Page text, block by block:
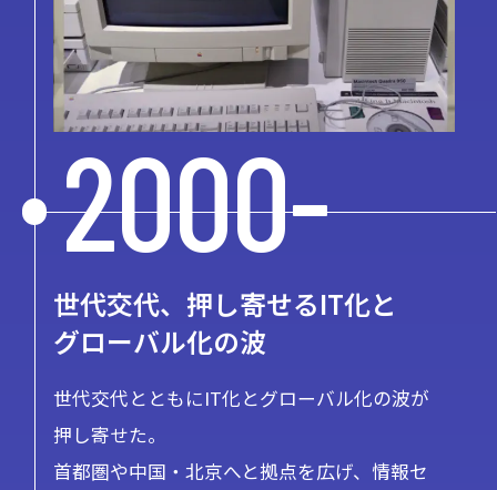
2000-
世代交代、押し寄せるIT化と
グローバル化の波
世代交代とともにIT化とグローバル化の波が
押し寄せた。
首都圏や中国・北京へと拠点を広げ、情報セ